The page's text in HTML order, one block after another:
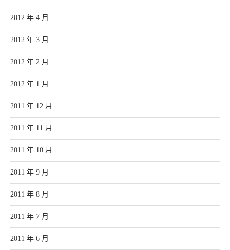
2012 年 4 月
2012 年 3 月
2012 年 2 月
2012 年 1 月
2011 年 12 月
2011 年 11 月
2011 年 10 月
2011 年 9 月
2011 年 8 月
2011 年 7 月
2011 年 6 月